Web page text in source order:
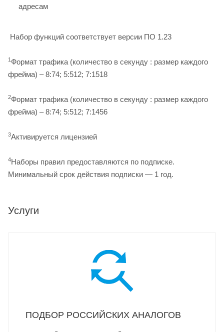
адресам
Набор функций соответствует версии ПО 1.23
1 Формат трафика (количество в секунду : размер каждого
фрейма) – 8:74; 5:512; 7:1518
2Формат трафика (количество в секунду : размер каждого
фрейма) – 8:74; 5:512; 7:1456
3Активируется лицензией
4Наборы правил предоставляются по подписке.
Минимальный срок действия подписки — 1 год.
Услуги
ПОДБОР РОССИЙСКИХ АНАЛОГОВ